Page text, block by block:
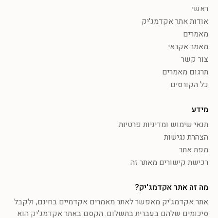
ראשי
אודות אתר אקדמג'יק
מאמרים
מאמר אקראי
צור קשר
תרגום מאמרים
כל הקורסים
מידע
תנאי שימוש ומדיניות פרטיות
הצהרת נגישות
מפת אתר
רכישת קישורים מאתר זה
מה זה אתר אקדמג'יק?
אתר אקדמג'יק מאפשר לאתר מאמרים אקדמיים בחינם, ולקבל
סיכומים שלהם בעברית בתשלום. הקסם באתר אקדמג'יק הוא